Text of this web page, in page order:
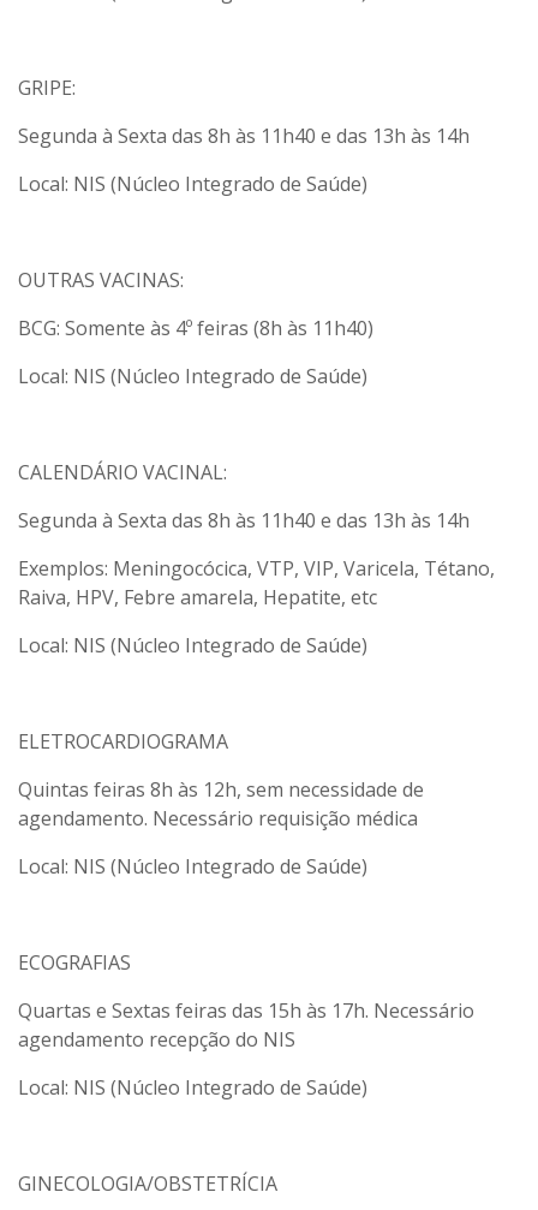
GRIPE:
Segunda à Sexta das 8h às 11h40 e das 13h às 14h
Local: NIS (Núcleo Integrado de Saúde)
OUTRAS VACINAS:
BCG: Somente às 4º feiras (8h às 11h40)
Local: NIS (Núcleo Integrado de Saúde)
CALENDÁRIO VACINAL:
Segunda à Sexta das 8h às 11h40 e das 13h às 14h
Exemplos: Meningocócica, VTP, VIP, Varicela, Tétano,
Raiva, HPV, Febre amarela, Hepatite, etc
Local: NIS (Núcleo Integrado de Saúde)
ELETROCARDIOGRAMA
Quintas feiras 8h às 12h, sem necessidade de
agendamento. Necessário requisição médica
Local: NIS (Núcleo Integrado de Saúde)
ECOGRAFIAS
Quartas e Sextas feiras das 15h às 17h. Necessário
agendamento recepção do NIS
Local: NIS (Núcleo Integrado de Saúde)
GINECOLOGIA/OBSTETRÍCIA